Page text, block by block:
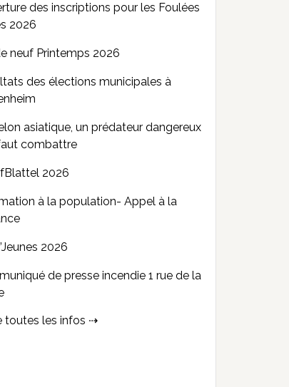
des inscriptions pour les Foulées
2026
neuf Printemps 2026
des élections municipales à
asiatique, un prédateur dangereux
combattre
2026
à la population- Appel à la
2026
de presse incendie 1 rue de la
toutes les infos ⇢